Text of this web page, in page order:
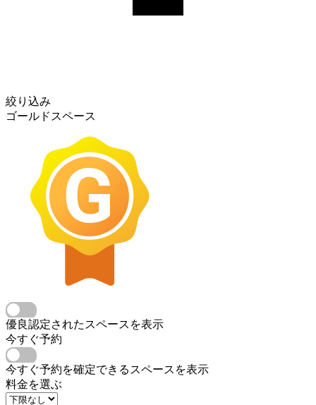
絞り込み
ゴールドスペース
優良認定されたスペースを表示
今すぐ予約
今すぐ予約を確定できるスペースを表示
料金を選ぶ